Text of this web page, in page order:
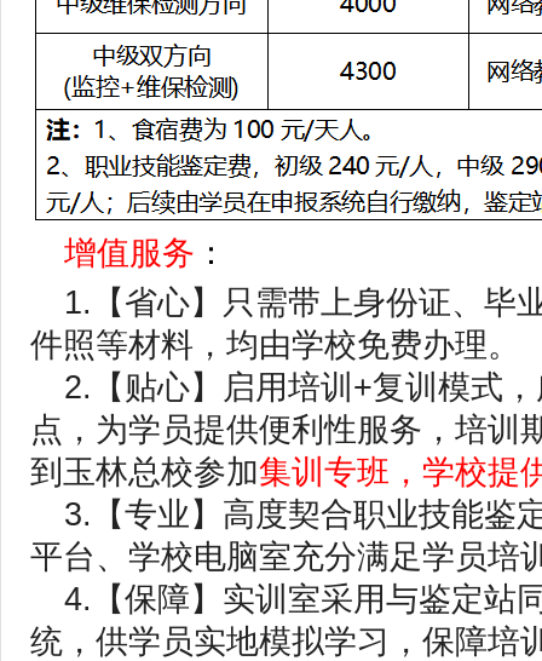
增值服务 ：
1.【省心】只需带上身份证、毕
件照等材料，均由学校免费办理。
2.【贴心】启用培训+复训模式
点，为学员提供便利性服务，培训
到玉林总校参加集训专班，学校提
3.【专业】高度契合职业技能鉴
平台、学校电脑室充分满足学员培
4.【保障】实训室采用与鉴定站
统，供学员实地模拟学习，保障培